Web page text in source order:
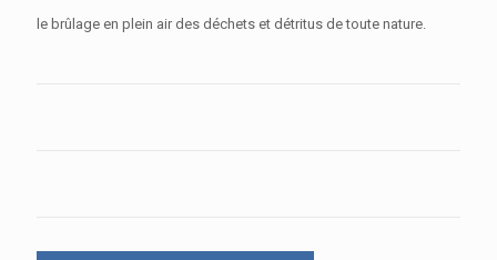
le brûlage en plein air des déchets et détritus de toute nature.